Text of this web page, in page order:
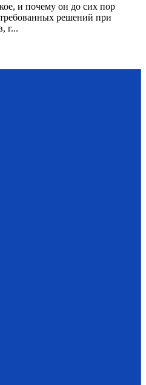
и почему он до сих пор
решений при
г...